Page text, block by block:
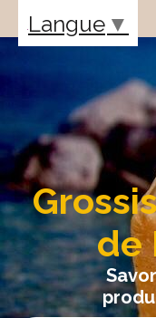
de
Savons Le
Langue ▼